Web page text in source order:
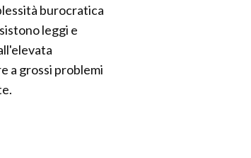
burocratica
leggi e
a grossi problemi